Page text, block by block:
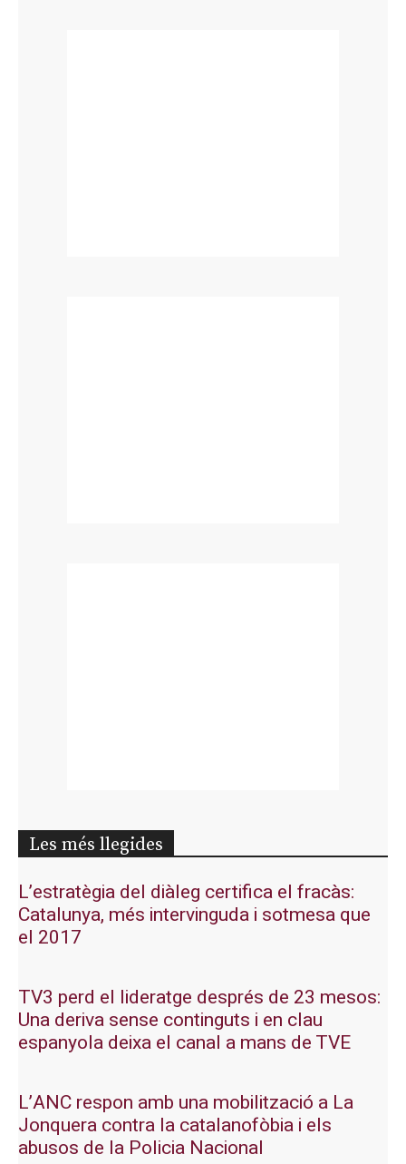
Les més llegides
L’estratègia del diàleg certifica el fracàs:
Catalunya, més intervinguda i sotmesa que
el 2017
TV3 perd el lideratge després de 23 mesos:
Una deriva sense continguts i en clau
espanyola deixa el canal a mans de TVE
L’ANC respon amb una mobilització a La
Jonquera contra la catalanofòbia i els
abusos de la Policia Nacional